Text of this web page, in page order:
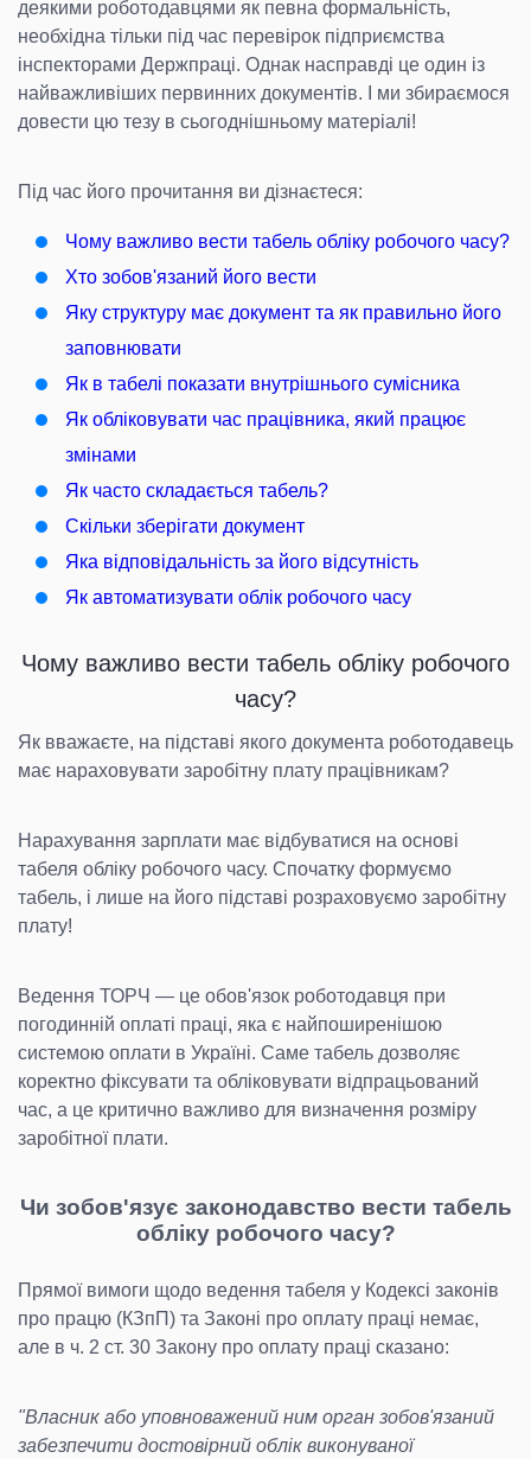
деякими роботодавцями як певна формальність,
необхідна тільки під час перевірок підприємства
інспекторами Держпраці. Однак насправді це один із
найважливіших первинних документів. І ми збираємося
довести цю тезу в сьогоднішньому матеріалі!
Під час його прочитання ви дізнаєтеся:
Чому важливо вести табель обліку робочого часу?
Хто зобов'язаний його вести
Яку структуру має документ та як правильно його
заповнювати
Як в табелі показати внутрішнього сумісника
Як обліковувати час працівника, який працює
змінами
Як часто складається табель?
Скільки зберігати документ
Яка відповідальність за його відсутність
Як автоматизувати облік робочого часу
Чому важливо вести табель обліку робочого
часу?
Як вважаєте, на підставі якого документа роботодавець
має нараховувати заробітну плату працівникам?
Нарахування зарплати має відбуватися на основі
табеля обліку робочого часу. Спочатку формуємо
табель, і лише на його підставі розраховуємо заробітну
плату!
Ведення ТОРЧ — це обов'язок роботодавця при
погодинній оплаті праці, яка є найпоширенішою
системою оплати в Україні. Саме табель дозволяє
коректно фіксувати та обліковувати відпрацьований
час, а це критично важливо для визначення розміру
заробітної плати.
Чи зобов'язує законодавство вести табель
обліку робочого часу?
Прямої вимоги щодо ведення табеля у Кодексі законів
про працю (КЗпП) та Законі про оплату праці немає,
але в ч. 2 ст. 30 Закону про оплату праці сказано:
"Власник або уповноважений ним орган зобов'язаний
забезпечити достовірний облік виконуваної